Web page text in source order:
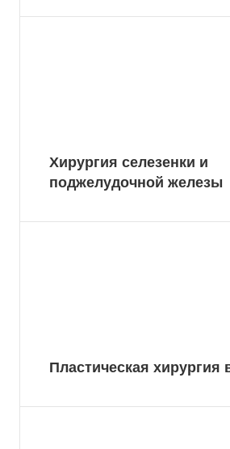
Хирургия селезенки и
поджелудочной железы
Пластическая хирургия